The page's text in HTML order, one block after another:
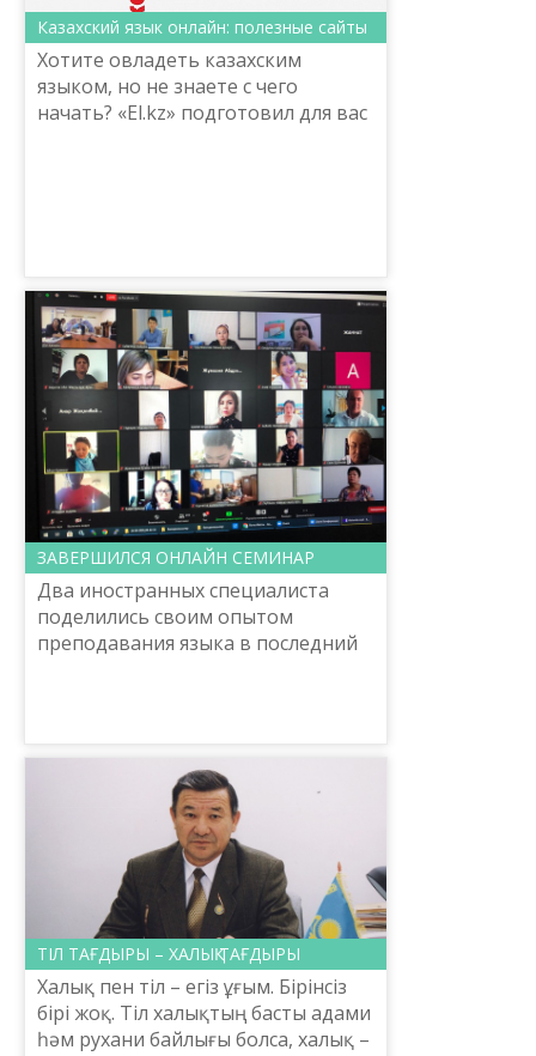
Казахский язык онлайн: полезные сайты
Хотите овладеть казахским
языком, но не знаете с чего
начать? «El.kz» подготовил для вас
ЗАВЕРШИЛСЯ ОНЛАЙН СЕМИНАР
Два иностранных специалиста
поделились своим опытом
преподавания языка в последний
ТІЛ ТАҒДЫРЫ – ХАЛЫҚ ТАҒДЫРЫ
Халық пен тіл – егіз ұғым. Бірінсіз
бірі жоқ. Тіл халықтың басты адами
һәм рухани байлығы болса, халық –